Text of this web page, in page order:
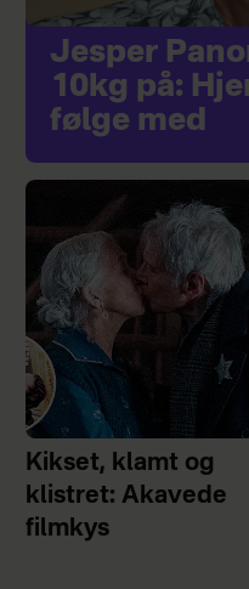
Jesper
10kg på:
følge med
Kikset, klamt og
klistret: Akavede
filmkys